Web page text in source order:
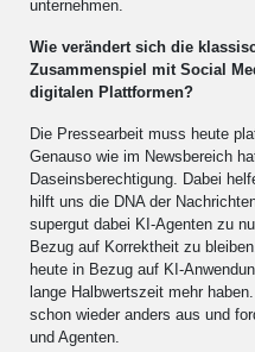
unternehmen.
Wie verändert sich die
Zusammenspiel mit Social
digitalen Plattformen?
Die Pressearbeit muss heute
Genauso wie im Newsbereich
Daseinsberechtigung. Dabei
hilft uns die DNA der
supergut dabei KI-Agenten zu
Bezug auf Korrektheit zu
heute in Bezug auf KI-
lange Halbwertszeit mehr
schon wieder anders aus und
und Agenten.